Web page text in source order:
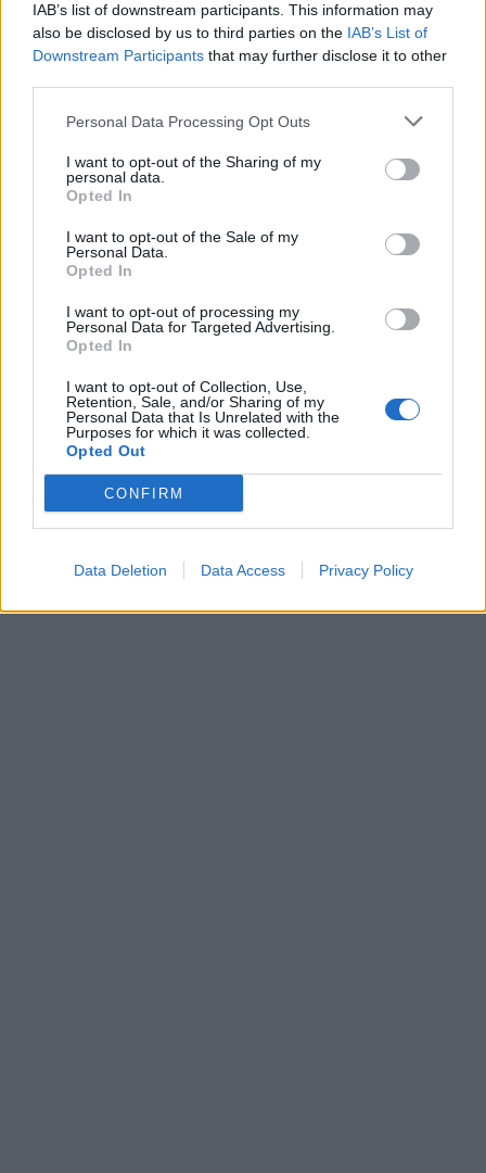
IAB’s list of downstream participants. This information may
also be disclosed by us to third parties on the IAB’s List of
Downstream Participants that may further disclose it to other
Personal Data Processing Opt Outs
I want to opt-out of the Sharing of my
personal data.
Opted In
I want to opt-out of the Sale of my
Personal Data.
Opted In
I want to opt-out of processing my
Personal Data for Targeted Advertising.
Opted In
I want to opt-out of Collection, Use,
Retention, Sale, and/or Sharing of my
Personal Data that Is Unrelated with the
Purposes for which it was collected.
Opted Out
CONFIRM
Data Deletion Data Access Privacy Policy
Pripravte vašu pokožku
na sychravé dni
Starostlivosť o pleť v
lete
krát cez váš obchod. Tovar
bol doručený včas a v
poriadku . Prvá skúsenosť
Renata H.
11.9.2023 06:31
Oľga M.
10.8.2023 04:47
Získajte viac informácií o Dermocentrum.sk